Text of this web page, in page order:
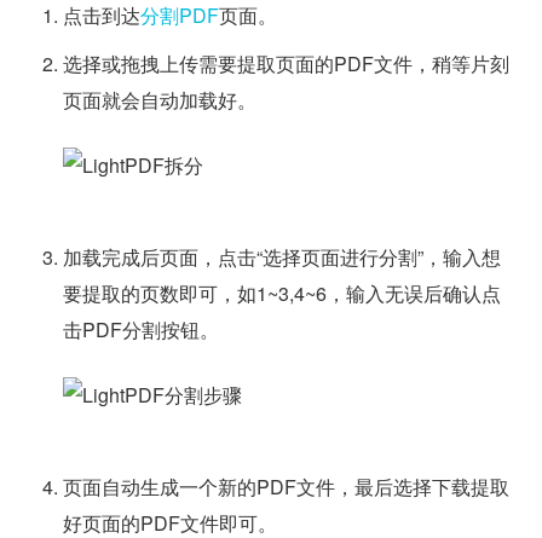
点击到达分割PDF页面。
选择或拖拽上传需要提取页面的PDF文件，稍等片刻
页面就会自动加载好。
加载完成后页面，点击“选择页面进行分割”，输入想
要提取的页数即可，如1~3,4~6，输入无误后确认点
击PDF分割按钮。
页面自动生成一个新的PDF文件，最后选择下载提取
好页面的PDF文件即可。